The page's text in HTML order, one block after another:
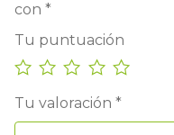
con *
Tu puntuación
Tu valoración *